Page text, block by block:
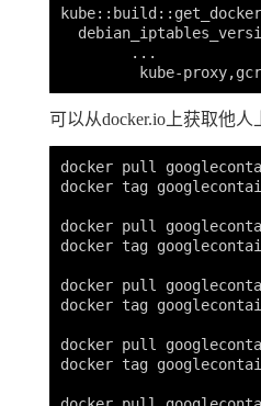
可以从docker.io上获取他人
docker pull
docker tag
docker pull
docker tag
docker pull
docker tag
docker pull
docker tag